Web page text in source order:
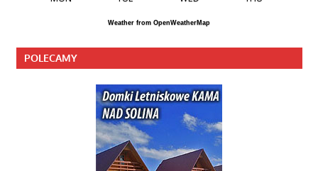
Weather from OpenWeatherMap
POLECAMY